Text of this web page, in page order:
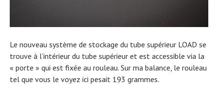
Le nouveau système de stockage du tube supérieur LOAD se
trouve à l’intérieur du tube supérieur et est accessible via la
« porte » qui est fixée au rouleau. Sur ma balance, le rouleau
tel que vous le voyez ici pesait 193 grammes.